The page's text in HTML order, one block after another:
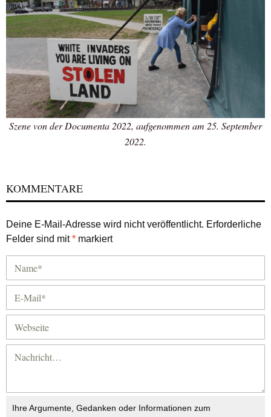
Szene von der Documenta 2022, aufgenommen am 25. September
2022.
KOMMENTARE
Deine E-Mail-Adresse wird nicht veröffentlicht. Erforderliche
Felder sind mit* markiert
Ihre Argumente, Gedanken oder Informationen zum